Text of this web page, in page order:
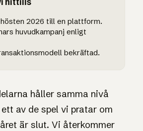
2026 till en plattform.
huvudkampanj enligt
bekräftad.
håller samma nivå
av de spel vi pratar om
är slut. Vi återkommer